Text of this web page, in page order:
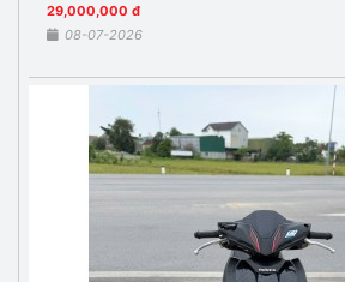
29,000,000 đ
08-07-2026